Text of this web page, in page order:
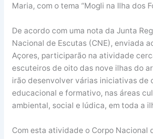
Maria, com o tema “Mogli na Ilha dos
De acordo com uma nota da Junta
Nacional de Escutas (CNE), enviada
Açores, participarão na atividade
escuteiros de oito das nove ilhas do
irão desenvolver várias iniciativas de
educacional e formativo, nas áreas
ambiental, social e lúdica, em toda a
Com esta atividade o Corpo Nacional